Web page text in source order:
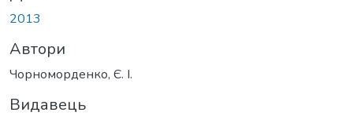
2013
Автори
Чорноморденко, Є. І.
Видавець